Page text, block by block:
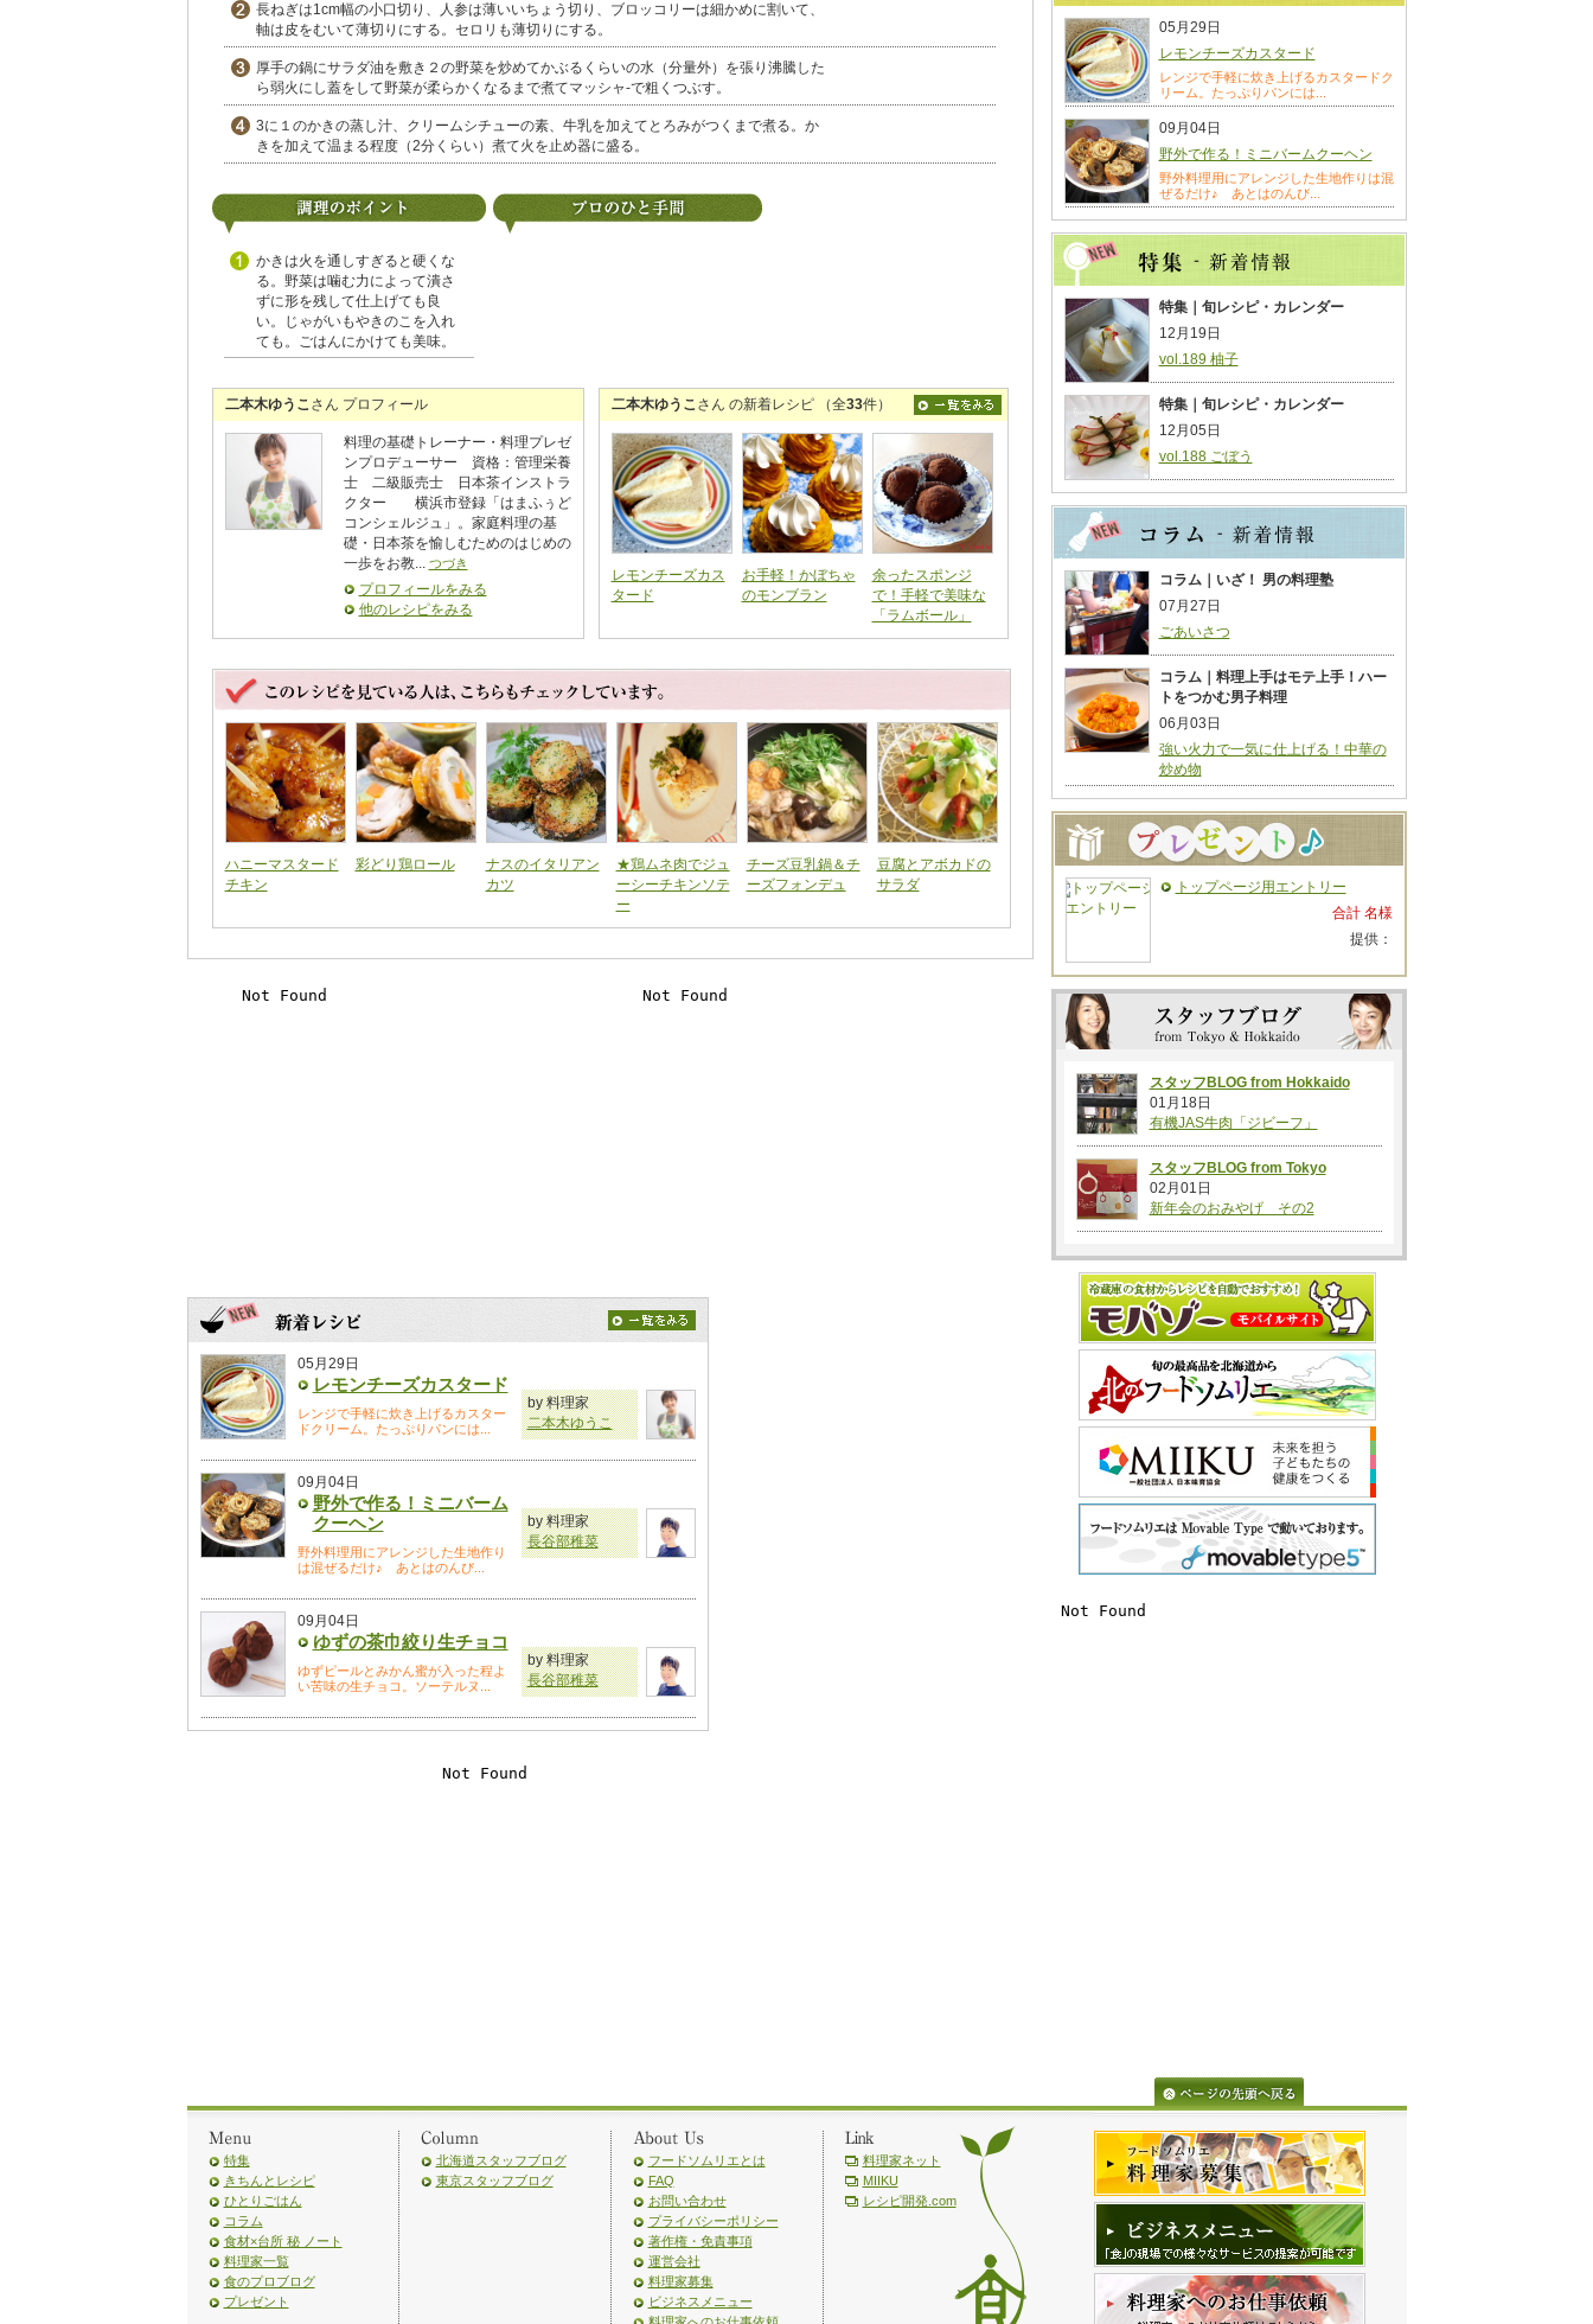
長ねぎは1cm幅の小口切り、人参は薄いいちょう切り、ブロッコリーは細かめに割いて、
軸は皮をむいて薄切りにする。セロリも薄切りにする。
厚手の鍋にサラダ油を敷き２の野菜を炒めてかぶるくらいの水（分量外）を張り沸騰した
ら弱火にし蓋をして野菜が柔らかくなるまで煮てマッシャ‐で粗くつぶす。
3に１のかきの蒸し汁、クリームシチューの素、牛乳を加えてとろみがつくまで煮る。か
きを加えて温まる程度（2分くらい）煮て火を止め器に盛る。
かきは火を通しすぎると硬くな
る。野菜は噛む力によって潰さ
ずに形を残して仕上げても良
い。じゃがいもやきのこを入れ
ても。ごはんにかけても美味。
二本木ゆうこさん プロフィール
料理の基礎トレーナー・料理プレゼ
ンプロデューサー 資格：管理栄養
士 二級販売士 日本茶インストラ
クター 横浜市登録「はまふぅど
コンシェルジュ」。家庭料理の基
礎・日本茶を愉しむためのはじめの
一歩をお教... つづき
プロフィールをみる
他のレシピをみる
二本木ゆうこさん の新着レシピ （全33件）
レモンチーズカス
タード
お手軽！かぼちゃ
のモンブラン
余ったスポンジ
で！手軽で美味な
「ラムボール」
ハニーマスタード
チキン
彩どり鶏ロール
ナスのイタリアン
カツ
★鶏ムネ肉でジュ
ーシーチキンソテ
ー
チーズ豆乳鍋＆チ
ーズフォンデュ
豆腐とアボカドの
サラダ
05月29日
レモンチーズカスタード
レンジで手軽に炊き上げるカスター
ドクリーム。たっぷりパンには...
by 料理家
二本木ゆうこ
09月04日
野外で作る！ミニバーム
クーヘン
野外料理用にアレンジした生地作り
は混ぜるだけ♪ あとはのんび...
by 料理家
長谷部稚菜
09月04日
ゆずの茶巾絞り生チョコ
ゆずピールとみかん蜜が入った程よ
い苦味の生チョコ。ソーテルヌ...
by 料理家
長谷部稚菜
05月29日
レモンチーズカスタード
レンジで手軽に炊き上げるカスタードク
リーム。たっぷりパンには...
09月04日
野外で作る！ミニバームクーヘン
野外料理用にアレンジした生地作りは混
ぜるだけ♪ あとはのんび...
特集｜旬レシピ・カレンダー
12月19日
vol.189 柚子
特集｜旬レシピ・カレンダー
12月05日
vol.188 ごぼう
コラム｜いざ！ 男の料理塾
07月27日
ごあいさつ
コラム｜料理上手はモテ上手！ハー
トをつかむ男子料理
06月03日
強い火力で一気に仕上げる！中華の
炒め物
トップページ用エントリー
合計 名様
提供：
スタッフBLOG from Hokkaido
01月18日
有機JAS牛肉「ジビーフ」
スタッフBLOG from Tokyo
02月01日
新年会のおみやげ その2
特集
きちんとレシピ
ひとりごはん
コラム
食材×台所 秘 ノート
料理家一覧
食のプロブログ
プレゼント
北海道スタッフブログ
東京スタッフブログ
フードソムリエとは
FAQ
お問い合わせ
プライバシーポリシー
著作権・免責事項
運営会社
料理家募集
ビジネスメニュー
料理家ネット
MIIKU
レシピ開発.com